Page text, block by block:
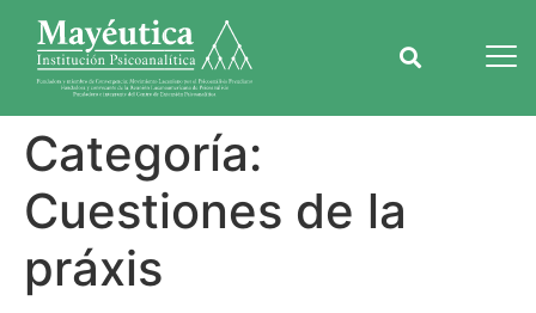
Categoría:
Cuestiones de la
práxis